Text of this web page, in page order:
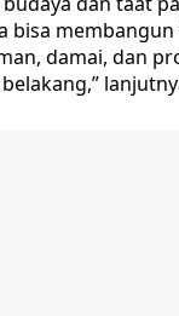
bisa membangun
damai, dan